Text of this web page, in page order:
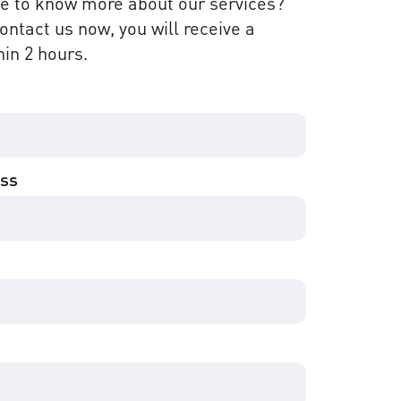
us now, you will receive a
2 hours.